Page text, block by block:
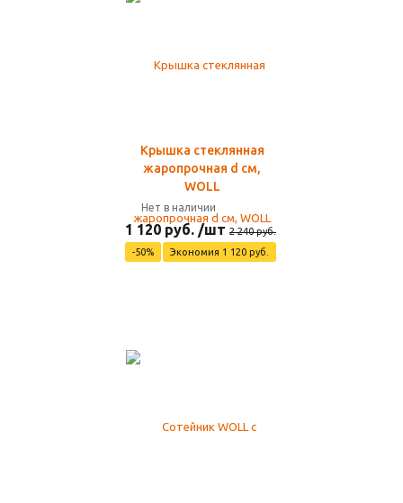
Крышка стеклянная
жаропрочная d см,
WOLL
Нет в наличии
1 120 руб. /шт 2 240 руб.
-50%
Экономия 1 120 руб.